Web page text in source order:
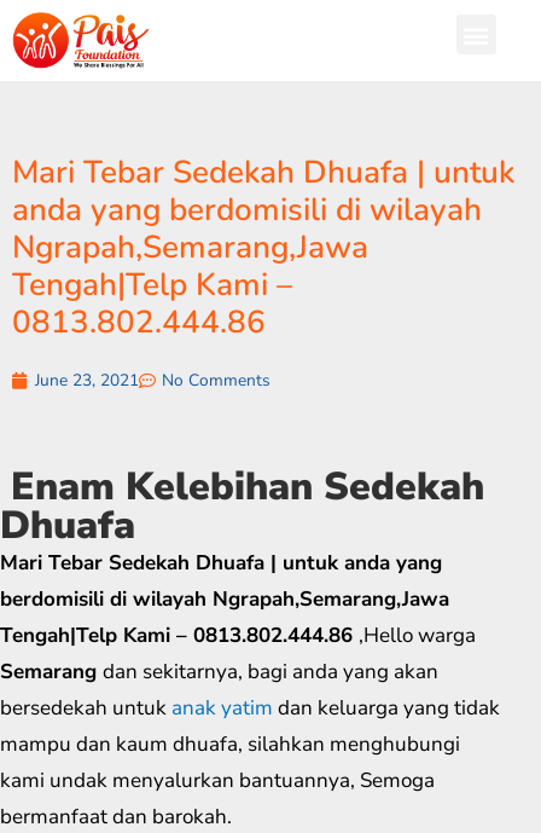
Mari Tebar Sedekah Dhuafa | untuk
anda yang berdomisili di wilayah
Ngrapah,Semarang,Jawa
Tengah|Telp Kami –
0813.802.444.86
June 23, 2021 No Comments
Enam Kelebihan Sedekah
Dhuafa
Mari Tebar Sedekah Dhuafa | untuk anda yang
berdomisili di wilayah Ngrapah,Semarang,Jawa
Tengah|Telp Kami – 0813.802.444.86 ,Hello warga
Semarang dan sekitarnya, bagi anda yang akan
bersedekah untuk anak yatim dan keluarga yang tidak
mampu dan kaum dhuafa, silahkan menghubungi
kami undak menyalurkan bantuannya, Semoga
bermanfaat dan barokah.